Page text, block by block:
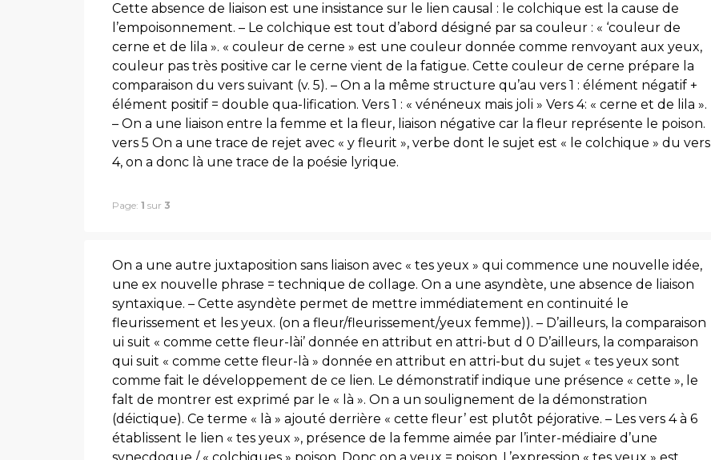
Cette absence de liaison est une insistance sur le lien causal : le colchique est la cause de
l’empoisonnement. – Le colchique est tout d’abord désigné par sa couleur : « ‘couleur de
cerne et de lila ». « couleur de cerne » est une couleur donnée comme renvoyant aux yeux,
couleur pas très positive car le cerne vient de la fatigue. Cette couleur de cerne prépare la
comparaison du vers suivant (v. 5). – On a la même structure qu’au vers 1 : élément négatif +
élément positif = double qua-lification. Vers 1 : « vénéneux mais joli » Vers 4: « cerne et de lila ».
– On a une liaison entre la femme et la fleur, liaison négative car la fleur représente le poison.
vers 5 On a une trace de rejet avec « y fleurit », verbe dont le sujet est « le colchique » du vers
4, on a donc là une trace de la poésie lyrique.
Page: 1 sur 3
On a une autre juxtaposition sans liaison avec « tes yeux » qui commence une nouvelle idée,
une ex nouvelle phrase = technique de collage. On a une asyndète, une absence de liaison
syntaxique. – Cette asyndète permet de mettre immédiatement en continuité le
fleurissement et les yeux. (on a fleur/fleurissement/yeux femme)). – D’ailleurs, la comparaison
ui suit « comme cette fleur-lài’ donnée en attribut en attri-but d 0 D’ailleurs, la comparaison
qui suit « comme cette fleur-là » donnée en attribut en attri-but du sujet « tes yeux sont
comme fait le développement de ce lien. Le démonstratif indique une présence « cette », le
falt de montrer est exprimé par le « là ». On a un soulignement de la démonstration
(déictique). Ce terme « là » ajouté derrière « cette fleur’ est plutôt péjorative. – Les vers 4 à 6
établissent le lien « tes yeux », présence de la femme aimée par l’inter-médiaire d’une